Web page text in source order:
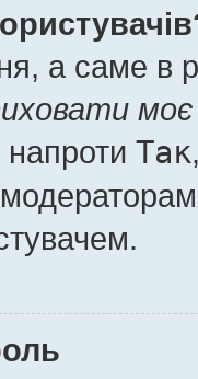
а саме в
моє
Так